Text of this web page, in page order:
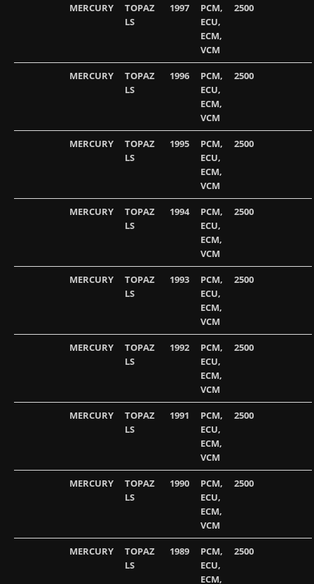
MERCURY
TOPAZ
LS
1997
PCM,
ECU,
ECM,
VCM
2500
MERCURY
TOPAZ
LS
1996
PCM,
ECU,
ECM,
VCM
2500
MERCURY
TOPAZ
LS
1995
PCM,
ECU,
ECM,
VCM
2500
MERCURY
TOPAZ
LS
1994
PCM,
ECU,
ECM,
VCM
2500
MERCURY
TOPAZ
LS
1993
PCM,
ECU,
ECM,
VCM
2500
MERCURY
TOPAZ
LS
1992
PCM,
ECU,
ECM,
VCM
2500
MERCURY
TOPAZ
LS
1991
PCM,
ECU,
ECM,
VCM
2500
MERCURY
TOPAZ
LS
1990
PCM,
ECU,
ECM,
VCM
2500
MERCURY
TOPAZ
LS
1989
PCM,
ECU,
ECM,
2500